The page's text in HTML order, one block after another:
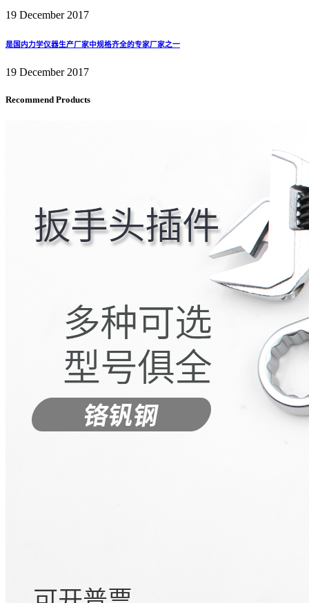
19 December 2017
是国内力学仪器生产厂家中规格齐全的专家厂家之一
19 December 2017
Recommend Products